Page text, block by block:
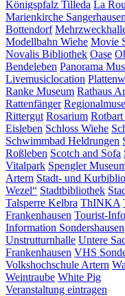
Königspfalz Tilleda La
Marienkirche Sangerhausen
Bottendorf
Modellbahn Wiehe Movie
Novalis Bibliothek Oase
Bendeleben Panorama
Livemusiclocation
Ranke Museum Rathaus
Rattenfänger
Rittergut Rosarium Rotbart
Eisleben Schloss Wiehe
Schwimmbad Heldrungen
Roßleben Scotch and Sofa
Vitalpark Spengler
Artern Stadt- und
Wezel“ Stadtbibliothek
Talsperre Kelbra ThINKA
Frankenhausen Tourist-
Information Sondershausen
Unstrutturnhalle Untere
Frankenhausen VHS
Volkshochschule Artern
Weintraube White Pig
Veranstaltung eintragen